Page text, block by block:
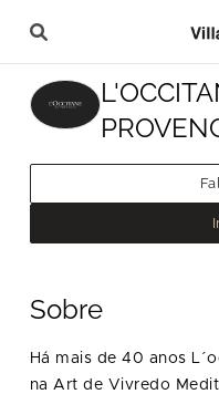
Sobre
Há mais de 40 anos
na Art de Vivredo